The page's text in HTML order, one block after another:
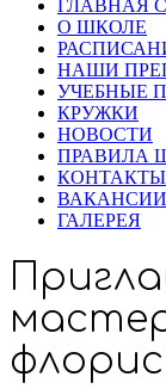
ГЛАВНАЯ
О ШКОЛЕ
НАШИ
УЧЕБНЫЕ
КРУЖКИ
НОВОСТИ
ПРАВИЛА
КОНТАКТЫ
ВАКАНСИИ
ГАЛЕРЕЯ